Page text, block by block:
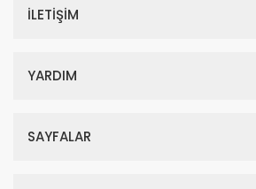
İLETİŞİM
YARDIM
SAYFALAR